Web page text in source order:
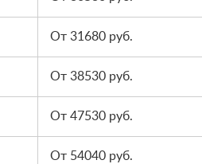
От 31680 руб.
От 38530 руб.
От 47530 руб.
От 54040 руб.